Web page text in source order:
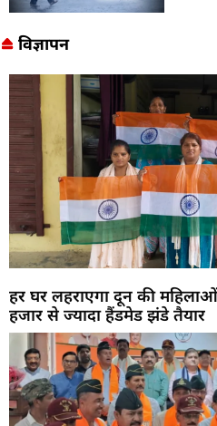
विज्ञापन
हर घर लहराएगा दून की
हजार से ज्यादा हैंडमेड झंडे तैयार